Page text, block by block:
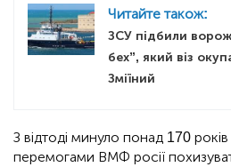
Читайте також:
ЗСУ підбили
бех”, який віз
Зміїний
З відтоді минуло понад 170
перемогами ВМФ росії